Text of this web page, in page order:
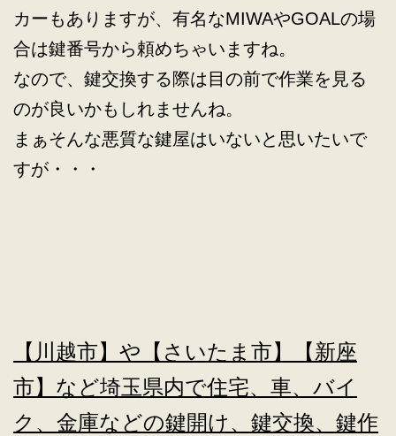
カーもありますが、有名なMIWAやGOALの場
合は鍵番号から頼めちゃいますね。
なので、鍵交換する際は目の前で作業を見る
のが良いかもしれませんね。
まぁそんな悪質な鍵屋はいないと思いたいで
すが・・・
【川越市】や【さいたま市】【新座
市】など埼玉県内で住宅、車、バイ
ク、金庫などの鍵開け、鍵交換、鍵作